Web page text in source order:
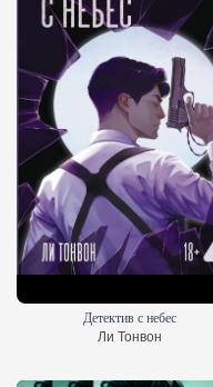
Детектив с небес
Ли Тонвон